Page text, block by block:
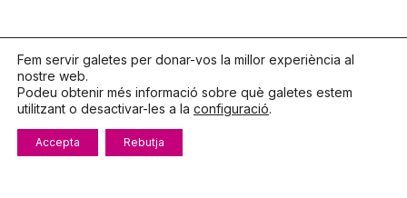
Parlem?
Telèfon972.319.533
De dilluns a divendres
8:00 – 15:00
info@fecotur.cat
Fem servir galetes per donar-vos la millor experiència al
nostre web.
Podeu obtenir més informació sobre què galetes estem
utilitzant o desactivar-les a la configuració.
Accepta Rebutja